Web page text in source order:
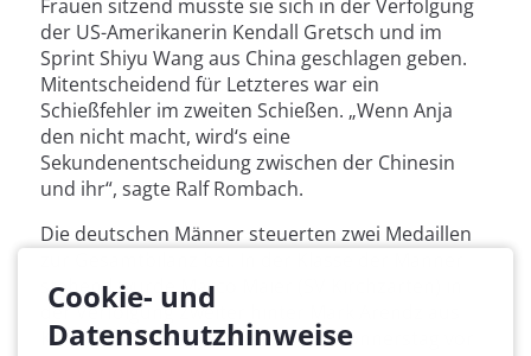
Frauen sitzend musste sie sich in der Verfolgung
der US-Amerikanerin Kendall Gretsch und im
Sprint Shiyu Wang aus China geschlagen geben.
Mitentscheidend für Letzteres war ein
Schießfehler im zweiten Schießen. „Wenn Anja
den nicht macht, wird‘s eine
Sekundenentscheidung zwischen der Chinesin
und ihr“, sagte Ralf Rombach.
Die deutschen Männer steuerten zwei Medaillen
stehend wurde Marco Maier (SV Kirchzarten) in
der Verfolgung Zweiter hinter Mark Arendz aus
Kanada, der auch den Sprint am Donnerstag vor
Cookie- und
Datenschutzhinweise